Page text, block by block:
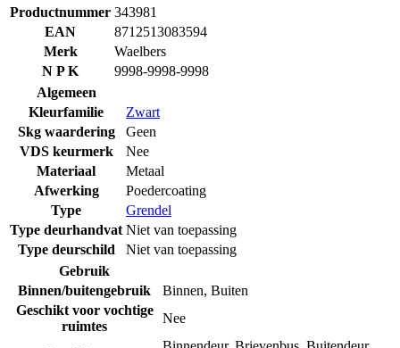
Productnummer 343981
EAN
8712513083594
Merk
Waelbers
N P K
9998-9998-9998
Algemeen
Kleurfamilie
Zwart
Skg waardering
Geen
VDS keurmerk
Nee
Materiaal
Metaal
Afwerking
Poedercoating
Type
Grendel
Type deurhandvat Niet van toepassing
Type deurschild
Niet van toepassing
Gebruik
Binnen/buitengebruik
Binnen, Buiten
Geschikt voor vochtige
ruimtes
Nee